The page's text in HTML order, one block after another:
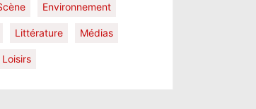
Environnement
Littérature Médias